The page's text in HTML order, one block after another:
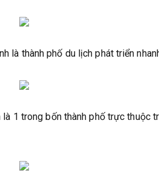
là thành phố du lịch phát triển
1 trong bốn thành phố trực thuộc